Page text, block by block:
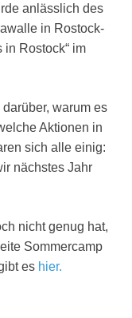
anlässlich des
in Rostock-
in Rostock“ im
warum es
Aktionen in
sich alle einig:
nächstes Jahr
nicht genug hat,
Sommercamp
es hier.